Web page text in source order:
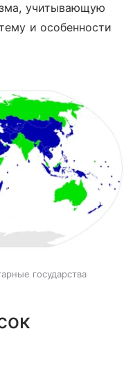
учитывающую
и особенности
государства